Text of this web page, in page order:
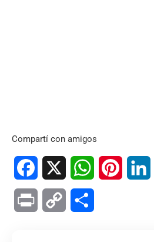
Compartí con amigos
Facebook WhatsAppPinterest
Print Copy